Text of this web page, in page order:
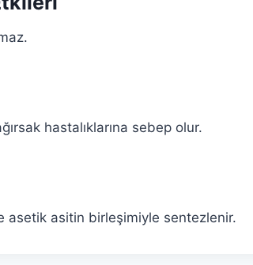
hastalıklarına sebep olur.
asetik asitin birleşimiyle sentezlenir.